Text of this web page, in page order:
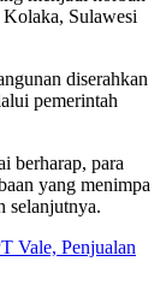
Sulawesi
diserahkan
pemerintah
berharap, para
yang menimpa
selanjutnya.
Vale, Penjualan